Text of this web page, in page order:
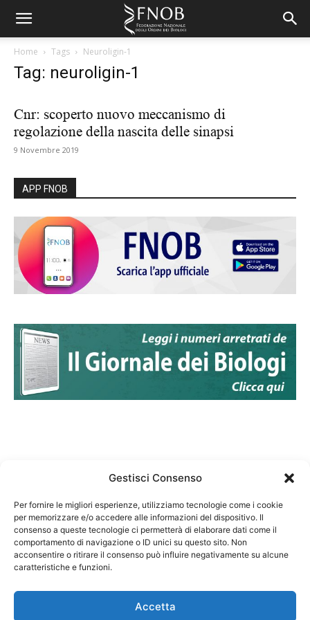
Gestisci Consenso
Per fornire le migliori esperienze, utilizziamo tecnologie come i cookie
per memorizzare e/o accedere alle informazioni del dispositivo. Il
consenso a queste tecnologie ci permetterà di elaborare dati come il
comportamento di navigazione o ID unici su questo sito. Non
acconsentire o ritirare il consenso può influire negativamente su alcune
caratteristiche e funzioni.
Accetta
Home Tags Neuroligin-1
Tag: neuroligin-1
Cnr: scoperto nuovo meccanismo di
regolazione della nascita delle sinapsi
9 Novembre 2019
APP FNOB
Federazione Nazionale Degli Ordini dei Biologi:
codice fiscale 80069130583
Responsabile sito internet www.fnob.it: Vincenzo